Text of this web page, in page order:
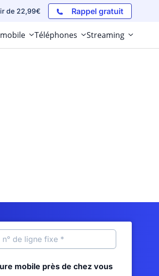
de 22,99€ Rappel gratuit
Téléphones Streaming
mobile près de chez vous